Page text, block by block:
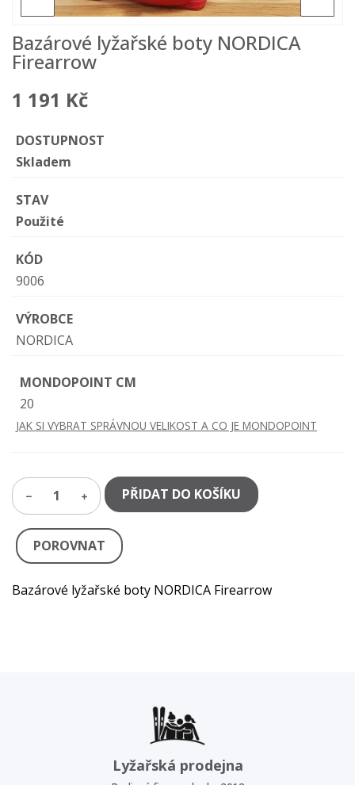
Bazárové lyžařské boty NORDICA
Firearrow
1 191 Kč
DOSTUPNOST
Skladem
STAV
Použité
KÓD
9006
VÝROBCE
NORDICA
MONDOPOINT CM
20
JAK SI VYBRAT SPRÁVNOU VELIKOST A CO JE MONDOPOINT
1 PŘIDAT DO KOŠÍKU
POROVNAT
Bazárové lyžařské boty NORDICA Firearrow
Lyžařská prodejna